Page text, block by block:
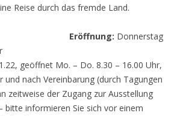
Reise durch das fremde Land.
Eröffnung: Donnerstag
geöffnet Mo. – Do. 8.30 – 16.00 Uhr,
und nach Vereinbarung (durch Tagungen
zeitweise der Zugang zur Ausstellung
bitte informieren Sie sich vor einem